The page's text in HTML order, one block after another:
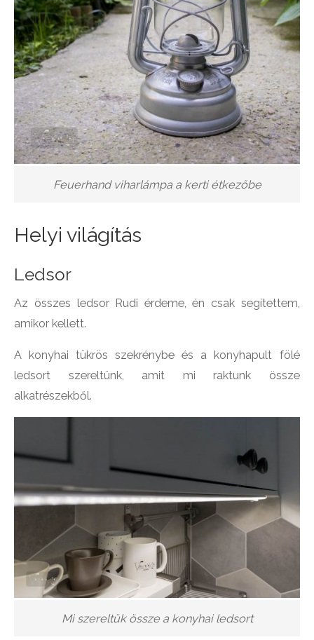
Feuerhand viharlámpa a kerti étkezőbe
Helyi világítás
Ledsor
Az összes ledsor Rudi érdeme, én csak segítettem,
amikor kellett.
A konyhai tükrös szekrénybe és a konyhapult fölé
ledsort szereltünk, amit mi raktunk össze
alkatrészekből.
Mi szereltük össze a konyhai ledsort